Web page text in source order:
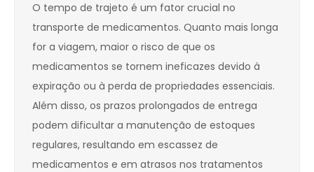
O tempo de trajeto é um fator crucial no
transporte de medicamentos. Quanto mais longa
for a viagem, maior o risco de que os
medicamentos se tornem ineficazes devido à
expiração ou à perda de propriedades essenciais.
Além disso, os prazos prolongados de entrega
podem dificultar a manutenção de estoques
regulares, resultando em escassez de
medicamentos e em atrasos nos tratamentos